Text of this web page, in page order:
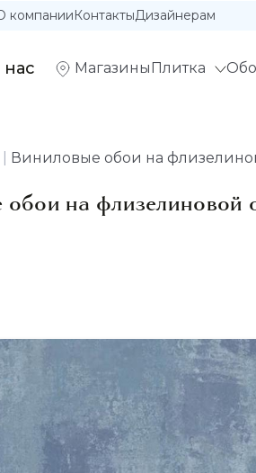
компанииКонтактыДизайнерам
Магазины Плитка
Виниловые обои на
на флизелиновой